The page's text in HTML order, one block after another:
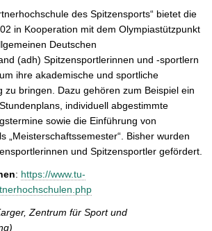
des Spitzensports“ bietet die
in Kooperation mit dem Olympiastützpunkt
Deutschen
(adh) Spitzensportlerinnen und -sportlern
ihre akademische und sportliche
zu bringen. Dazu gehören zum Beispiel ein
individuell abgestimmte
sowie die Einführung von
„Meisterschaftssemester“. Bisher wurden
und Spitzensportler gefördert.
: https://www.tu-
Zentrum für Sport und